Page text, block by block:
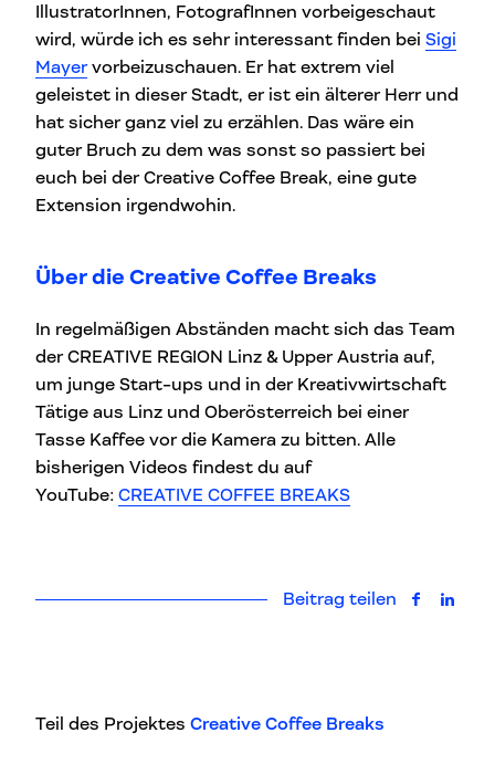
Teil des Projektes Creative Coffee Breaks
IllustratorInnen, FotografInnen vorbeigeschaut
wird, würde ich es sehr interessant finden bei Sigi
Mayervorbeizuschauen. Er hat extrem viel
geleistet in dieser Stadt, er ist ein älterer Herr und
hat sicher ganz viel zu erzählen. Das wäre ein
guter Bruch zu dem was sonst so passiert bei
euch bei der Creative Coffee Break, eine gute
Extension irgendwohin.
Über die Creative Coffee Breaks
In regelmäßigen Abständen macht sich das Team
der CREATIVE REGION Linz & Upper Austria auf,
um junge Start-ups und in der Kreativwirtschaft
Tätige aus Linz und Oberösterreich bei einer
Tasse Kaffee vor die Kamera zu bitten. Alle
bisherigen Videos findest du auf
YouTube: CREATIVE COFFEE BREAKS
Beitrag teilen auf auf